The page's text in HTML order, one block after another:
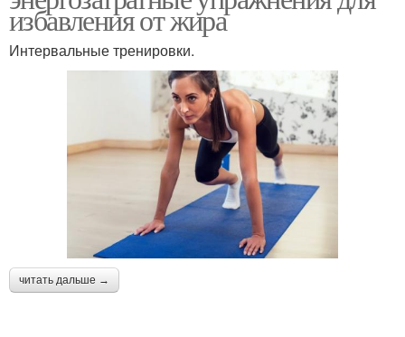
избавления от жира
Интервальные тренировки.
читать дальше →